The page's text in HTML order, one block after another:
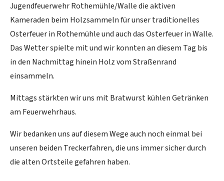
Jugendfeuerwehr Rothemühle/Walle die aktiven
Kameraden beim Holzsammeln für unser traditionelles
Osterfeuer in Rothemühle und auch das Osterfeuer in Walle.
Das Wetter spielte mit und wir konnten an diesem Tag bis
in den Nachmittag hinein Holz vom Straßenrand
einsammeln.
Mittags stärkten wir uns mit Bratwurst kühlen Getränken
am Feuerwehrhaus.
Wir bedanken uns auf diesem Wege auch noch einmal bei
unseren beiden Treckerfahren, die uns immer sicher durch
die alten Ortsteile gefahren haben.